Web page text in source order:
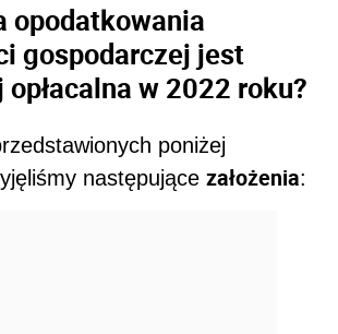
opodatkowania
gospodarczej jest
w 2022 roku?
poniżej
następujące założenia: